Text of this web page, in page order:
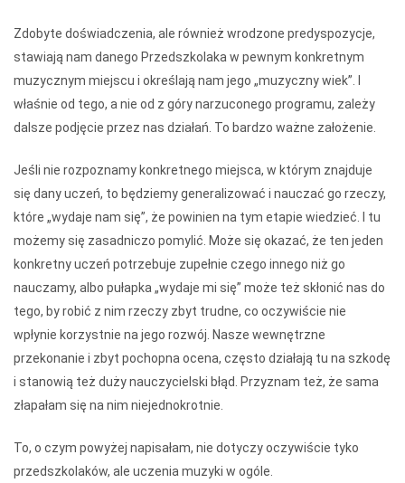
Zdobyte doświadczenia, ale również wrodzone predyspozycje,
stawiają nam danego Przedszkolaka w pewnym konkretnym
muzycznym miejscu i określają nam jego „muzyczny wiek”. I
właśnie od tego, a nie od z góry narzuconego programu, zależy
dalsze podjęcie przez nas działań. To bardzo ważne założenie.
Jeśli nie rozpoznamy konkretnego miejsca, w którym znajduje
się dany uczeń, to będziemy generalizować i nauczać go rzeczy,
które „wydaje nam się”, że powinien na tym etapie wiedzieć. I tu
możemy się zasadniczo pomylić. Może się okazać, że ten jeden
konkretny uczeń potrzebuje zupełnie czego innego niż go
nauczamy, albo pułapka „wydaje mi się” może też skłonić nas do
tego, by robić z nim rzeczy zbyt trudne, co oczywiście nie
wpłynie korzystnie na jego rozwój. Nasze wewnętrzne
przekonanie i zbyt pochopna ocena, często działają tu na szkodę
i stanowią też duży nauczycielski błąd. Przyznam też, że sama
złapałam się na nim niejednokrotnie.
To, o czym powyżej napisałam, nie dotyczy oczywiście tyko
przedszkolaków, ale uczenia muzyki w ogóle.